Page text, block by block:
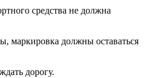
средства не должна
маркировка должны оставаться
дорогу.